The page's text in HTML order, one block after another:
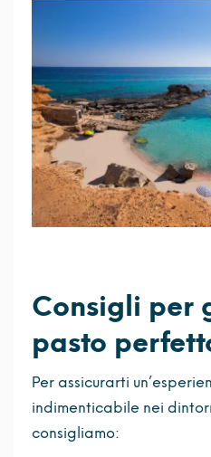
Consigli per
pasto
Per assicurarti
indimenticabile nei
consigliamo: